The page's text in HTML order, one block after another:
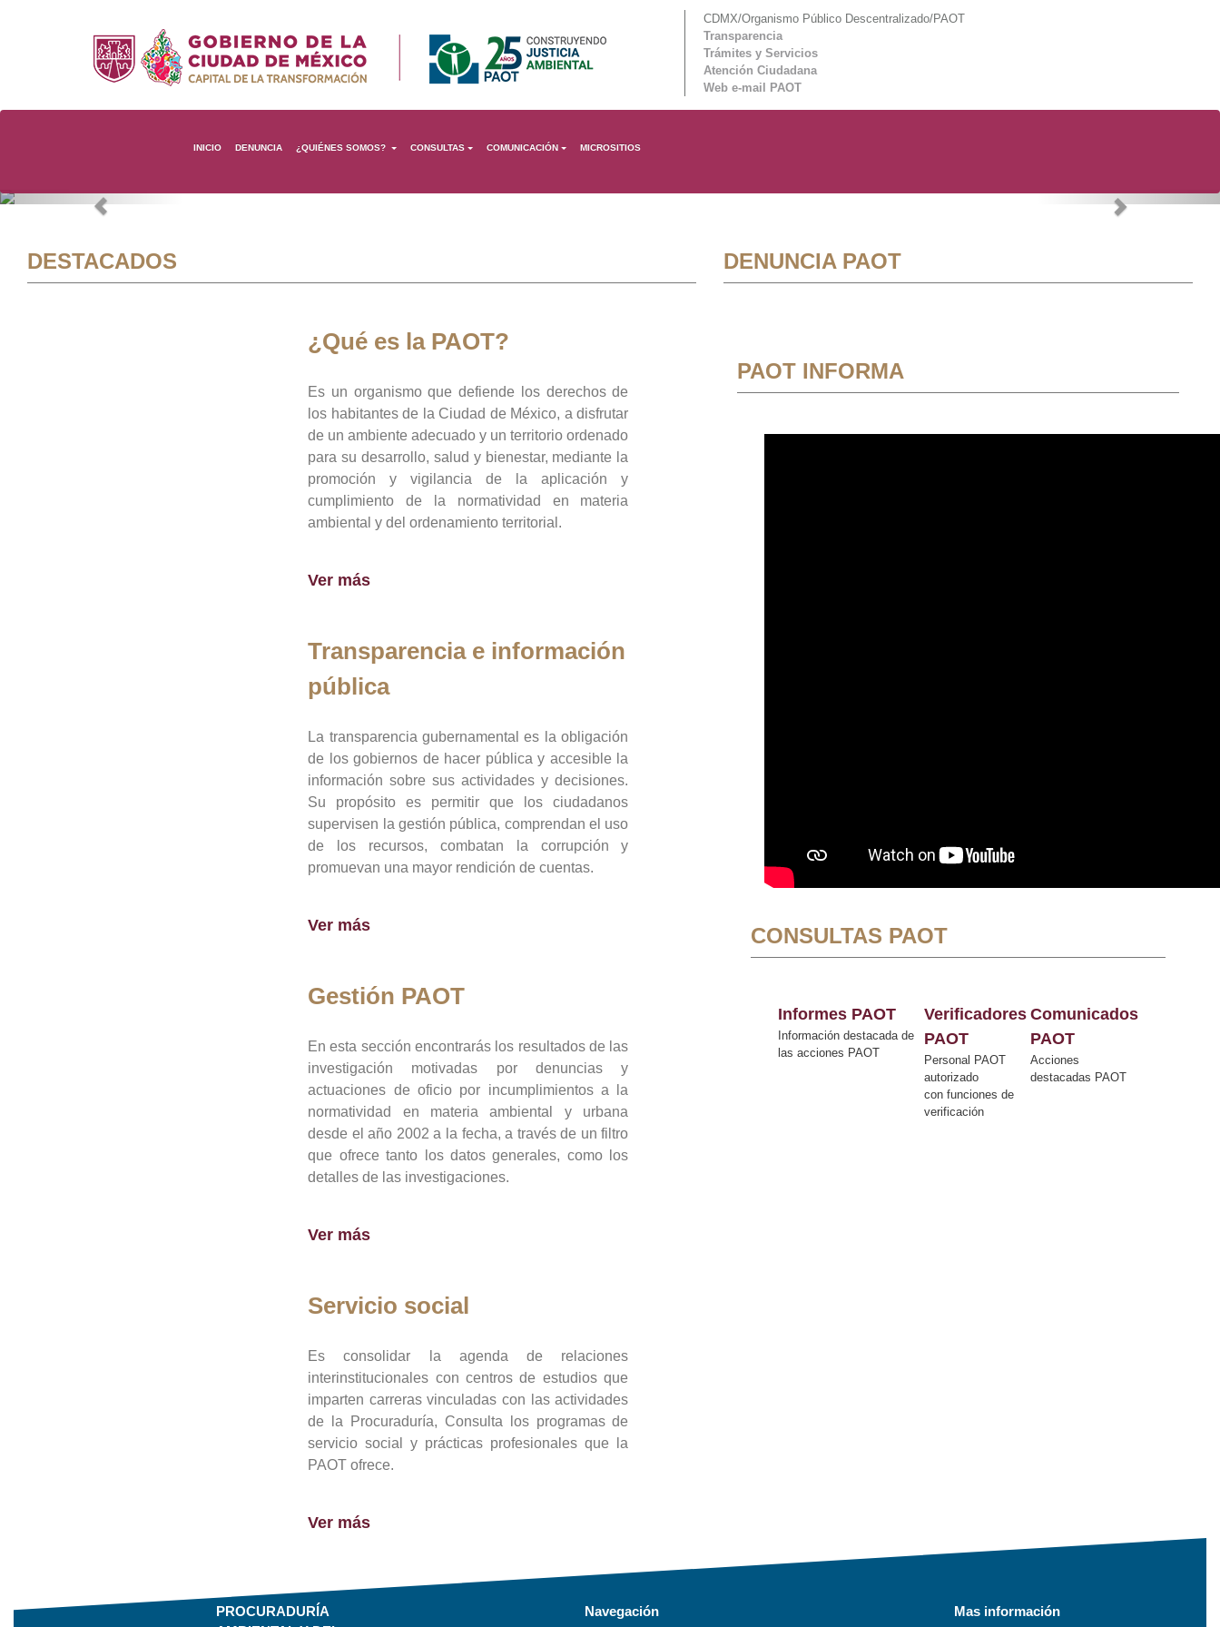
CDMX/Organismo Público Descentralizado/PAOT
Transparencia
Trámites y Servicios
Atención Ciudadana
Web e-mail PAOT
INICIO DENUNCIA ¿QUIÉNES SOMOS? CONSULTAS COMUNICACIÓN MICROSITIOS
Previous Next
DESTACADOS
¿Qué es la PAOT?
Es un organismo que defiende los derechos de
los habitantes de la Ciudad de México, a disfrutar
de un ambiente adecuado y un territorio ordenado
para su desarrollo, salud y bienestar, mediante la
promoción y vigilancia de la aplicación y
cumplimiento de la normatividad en materia
ambiental y del ordenamiento territorial.
Ver más
Transparencia e información
pública
La transparencia gubernamental es la obligación
de los gobiernos de hacer pública y accesible la
información sobre sus actividades y decisiones.
Su propósito es permitir que los ciudadanos
supervisen la gestión pública, comprendan el uso
de los recursos, combatan la corrupción y
promuevan una mayor rendición de cuentas.
Ver más
Gestión PAOT
En esta sección encontrarás los resultados de las
investigación motivadas por denuncias y
actuaciones de oficio por incumplimientos a la
normatividad en materia ambiental y urbana
desde el año 2002 a la fecha, a través de un filtro
que ofrece tanto los datos generales, como los
detalles de las investigaciones.
Ver más
Servicio social
Es consolidar la agenda de relaciones
interinstitucionales con centros de estudios que
imparten carreras vinculadas con las actividades
de la Procuraduría, Consulta los programas de
servicio social y prácticas profesionales que la
PAOT ofrece.
Ver más
DENUNCIA PAOT
PAOT INFORMA
CONSULTAS PAOT
Informes PAOT
Información destacada de
las acciones PAOT
Verificadores
PAOT
Personal PAOT
autorizado
con funciones de
verificación
Comunicados
PAOT
Acciones
destacadas PAOT
PROCURADURÍA
Navegación Mas información